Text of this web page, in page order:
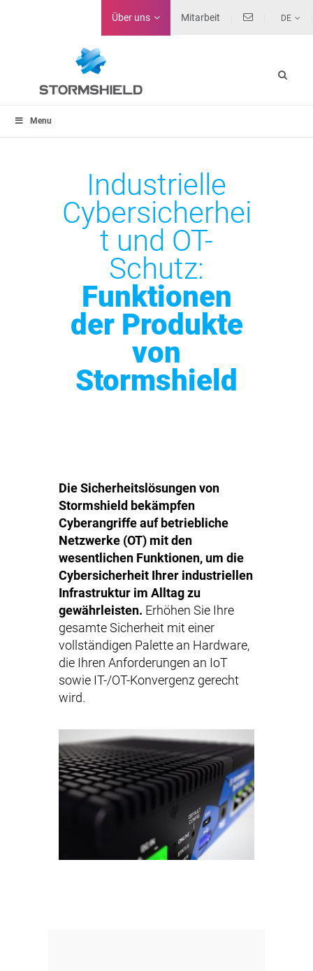
Über uns Mitarbeit DE
Menu
Industrielle
Cybersicherhei
t und OT-
Schutz:
Funktionen
der Produkte
von
Stormshield
Die Sicherheitslösungen von
Stormshield bekämpfen
Cyberangriffe auf betriebliche
Netzwerke (OT) mit den
wesentlichen Funktionen, um die
Cybersicherheit Ihrer industriellen
Infrastruktur im Alltag zu
gewährleisten. Erhöhen Sie Ihre
gesamte Sicherheit mit einer
vollständigen Palette an Hardware,
die Ihren Anforderungen an IoT
sowie IT-/OT-Konvergenz gerecht
wird.